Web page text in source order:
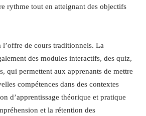
rythme tout en atteignant des objectifs
l’offre de cours traditionnels. La
des modules interactifs, des quiz,
qui permettent aux apprenants de mettre
compétences dans des contextes
d’apprentissage théorique et pratique
et la rétention des